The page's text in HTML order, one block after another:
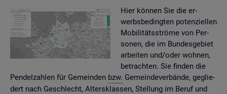
Hier kön­nen Sie die er­
werbs­be­ding­ten po­ten­zi­el­len
Mo­bi­li­täts­strö­me von Per­
so­nen, die im Bun­des­ge­biet
ar­bei­ten und/oder woh­nen,
be­trach­ten. Sie fin­den die
Pen­del­zah­len für Ge­mein­den bzw. Ge­mein­de­ver­bän­de, ge­glie­
dert nach Ge­schlecht, Al­ters­klas­sen, Stel­lung im Beruf und